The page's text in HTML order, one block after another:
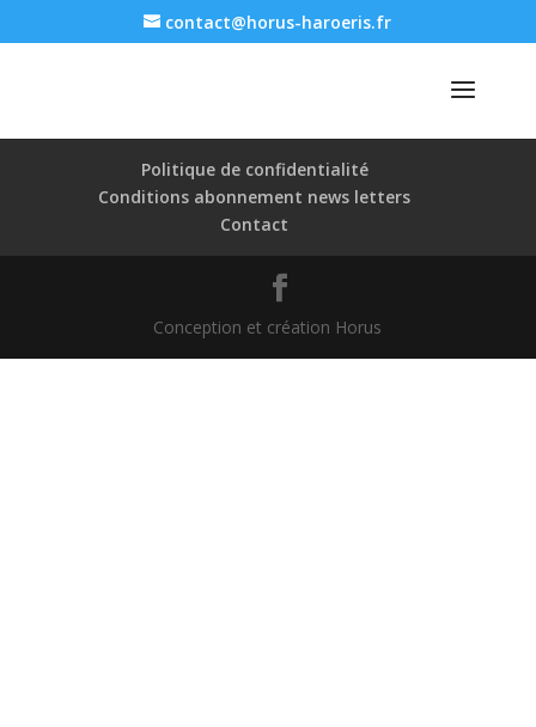
contact@horus-haroeris.fr
Politique de confidentialité
Conditions abonnement news letters
Contact
Conception et création Horus